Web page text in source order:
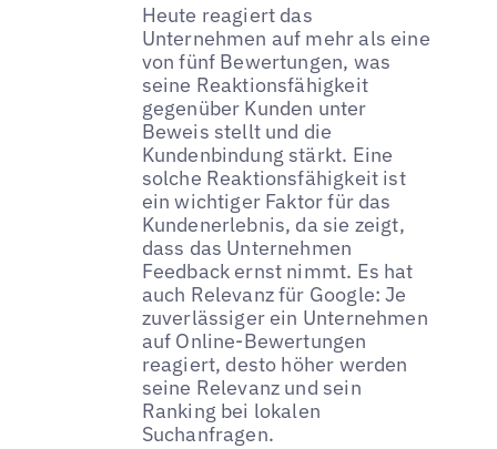
Heute reagiert das
Unternehmen auf mehr als eine
von fünf Bewertungen, was
seine Reaktionsfähigkeit
gegenüber Kunden unter
Beweis stellt und die
Kundenbindung stärkt. Eine
solche Reaktionsfähigkeit ist
ein wichtiger Faktor für das
Kundenerlebnis, da sie zeigt,
dass das Unternehmen
Feedback ernst nimmt. Es hat
auch Relevanz für Google: Je
zuverlässiger ein Unternehmen
auf Online-Bewertungen
reagiert, desto höher werden
seine Relevanz und sein
Ranking bei lokalen
Suchanfragen.